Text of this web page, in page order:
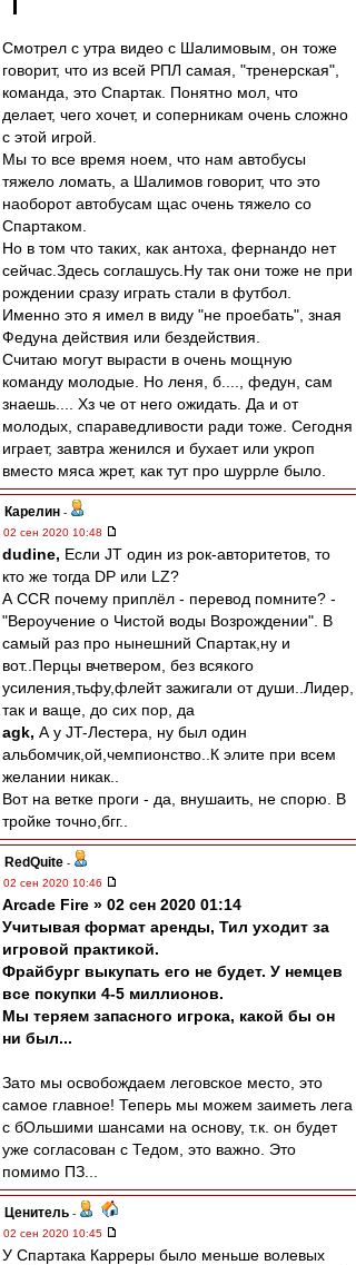
Смотрел с утра видео с Шалимовым, он тоже
говорит, что из всей РПЛ самая, "тренерская",
команда, это Спартак. Понятно мол, что
делает, чего хочет, и соперникам очень сложно
с этой игрой.
Мы то все время ноем, что нам автобусы
тяжело ломать, а Шалимов говорит, что это
наоборот автобусам щас очень тяжело со
Спартаком.
Но в том что таких, как антоха, фернандо нет
сейчас.Здесь соглашусь.Ну так они тоже не при
рождении сразу играть стали в футбол.
Именно это я имел в виду "не проебать", зная
Федуна действия или бездействия.
Считаю могут вырасти в очень мощную
команду молодые. Но леня, б...., федун, сам
знаешь.... Хз че от него ожидать. Да и от
молодых, спараведливости ради тоже. Сегодня
играет, завтра женился и бухает или укроп
вместо мяса жрет, как тут про шуррле было.
Карелин -
02 сен 2020 10:48
dudine, Если JT один из рок-авторитетов, то
кто же тогда DP или LZ?
А CCR почему приплёл - перевод помните? -
"Вероучение о Чистой воды Возрождении". В
самый раз про нынешний Спартак,ну и
вот..Перцы вчетвером, без всякого
усиления,тьфу,флейт зажигали от души..Лидер,
так и ваще, до сих пор, да
agk, А у JT-Лестера, ну был один
альбомчик,ой,чемпионство..К элите при всем
желании никак..
Вот на ветке проги - да, внушаить, не спорю. В
тройке точно,бгг..
RedQuite -
02 сен 2020 10:46
Arcade Fire » 02 сен 2020 01:14
Учитывая формат аренды, Тил уходит за
игровой практикой.
Фрайбург выкупать его не будет. У немцев
все покупки 4-5 миллионов.
Мы теряем запасного игрока, какой бы он
ни был...
Зато мы освобождаем леговское место, это
самое главное! Теперь мы можем заиметь лега
с бОльшими шансами на основу, т.к. он будет
уже согласован с Тедом, это важно. Это
помимо ПЗ...
Ценитель -
02 сен 2020 10:45
У Спартака Карреры было меньше волевых